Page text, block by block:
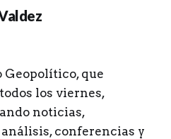
Geopolítico, que
los viernes,
noticias,
conferencias y